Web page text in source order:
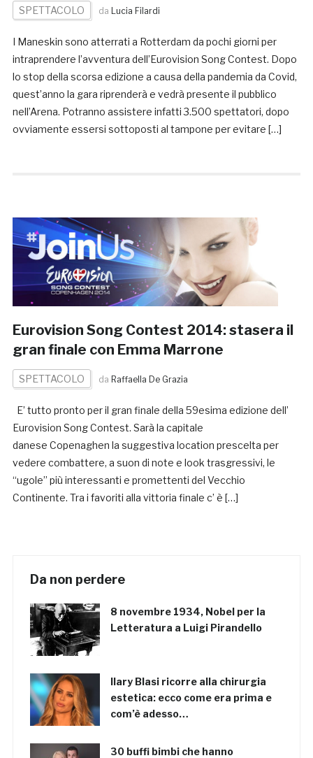
SPETTACOLO da Lucia Filardi
I Maneskin sono atterrati a Rotterdam da pochi giorni per
intraprendere l’avventura dell’Eurovision Song Contest. Dopo
lo stop della scorsa edizione a causa della pandemia da Covid,
quest’anno la gara riprenderà e vedrà presente il pubblico
nell’Arena. Potranno assistere infatti 3.500 spettatori, dopo
ovviamente essersi sottoposti al tampone per evitare […]
Eurovision Song Contest 2014: stasera il
gran finale con Emma Marrone
SPETTACOLO da Raffaella De Grazia
E’ tutto pronto per il gran finale della 59esima edizione dell’
Eurovision Song Contest. Sarà la capitale
danese Copenaghen la suggestiva location prescelta per
vedere combattere, a suon di note e look trasgressivi, le
“ugole” più interessanti e promettenti del Vecchio
Continente. Tra i favoriti alla vittoria finale c’ è […]
Da non perdere
8 novembre 1934, Nobel per la
Letteratura a Luigi Pirandello
Ilary Blasi ricorre alla chirurgia
estetica: ecco come era prima e
com’è adesso…
30 buffi bimbi che hanno